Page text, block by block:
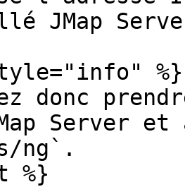
JMap
%}
donc
Server
ng`.
%}